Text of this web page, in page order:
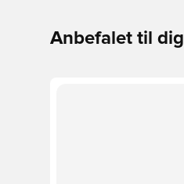
Anbefalet til dig